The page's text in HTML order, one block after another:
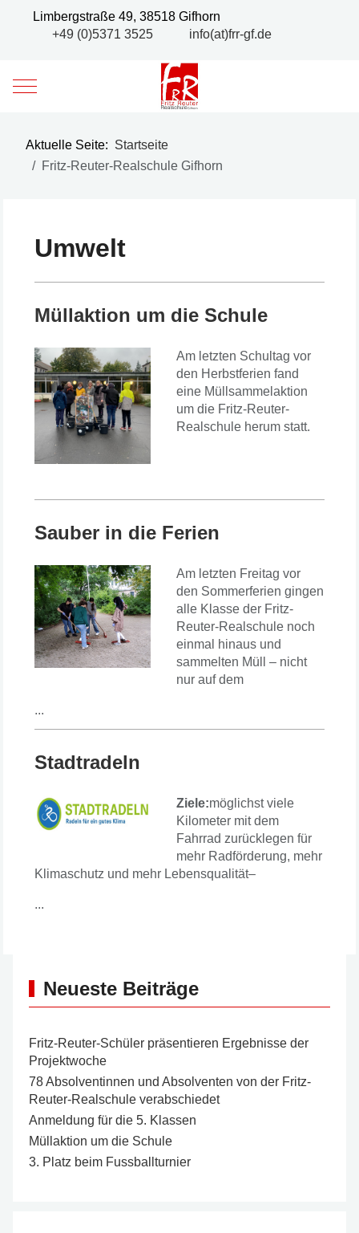
Limbergstraße 49, 38518 Gifhorn
+49 (0)5371 3525
info(at)frr-gf.de
Mobile Menu Toggle
Aktuelle Seite: Startseite
Fritz-Reuter-Realschule Gifhorn
Umwelt
Müllaktion um die Schule
Am letzten Schultag vor
den Herbstferien fand
eine Müllsammelaktion
um die Fritz-Reuter-
Realschule herum statt.
Sauber in die Ferien
Am letzten Freitag vor
den Sommerferien gingen
alle Klasse der Fritz-
Reuter-Realschule noch
einmal hinaus und
sammelten Müll – nicht
nur auf dem
...
Stadtradeln
Ziele:möglichst viele
Kilometer mit dem
Fahrrad zurücklegen für
mehr Radförderung, mehr
Klimaschutz und mehr Lebensqualität–
...
Neueste Beiträge
Fritz-Reuter-Schüler präsentieren Ergebnisse der
Projektwoche
78 Absolventinnen und Absolventen von der Fritz-
Reuter-Realschule verabschiedet
Anmeldung für die 5. Klassen
Müllaktion um die Schule
3. Platz beim Fussballturnier